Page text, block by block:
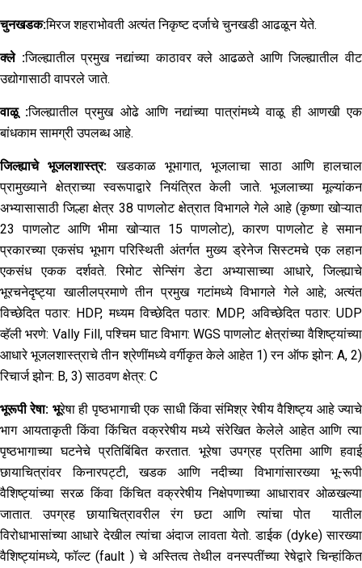
चुनखडक:मिरज शहराभोवती अत्यंत निकृष्ट दर्जाचे चुनखडी आढळून येते.
क्ले:जिल्ह्यातील प्रमुख नद्यांच्या काठावर क्ले आढळते आणि जिल्ह्यातील वीट
उद्योगासाठी वापरले जाते.
वाळू:जिल्ह्यातील प्रमुख ओढे आणि नद्यांच्या पात्रांमध्ये वाळू ही आणखी एक
बांधकाम सामग्री उपलब्ध आहे.
जिल्ह्याचे भूजलशास्त्र: खडकाळ भूभागात, भूजलाचा साठा आणि हालचाल
प्रामुख्याने क्षेत्राच्या स्वरूपाद्वारे नियंत्रित केली जाते. भूजलाच्या मूल्यांकन
अभ्यासासाठी जिल्हा क्षेत्र 38 पाणलोट क्षेत्रात विभागले गेले आहे (कृष्णा खोऱ्यात
23 पाणलोट आणि भीमा खोऱ्यात 15 पाणलोट), कारण पाणलोट हे समान
प्रकारच्या एकसंघ भूभाग परिस्थिती अंतर्गत मुख्य ड्रेनेज सिस्टमचे एक लहान
एकसंध एकक दर्शवते. रिमोट सेन्सिंग डेटा अभ्यासाच्या आधारे, जिल्ह्याचे
भूरचनेदृष्ट्या खालीलप्रमाणे तीन प्रमुख गटांमध्ये विभागले गेले आहे; अत्यंत
विच्छेदित पठार: HDP, मध्यम विच्छेदित पठार: MDP, अविच्छेदित पठार: UDP
व्हॅली भरणे: Vally Fill, पश्चिम घाट विभाग: WGS पाणलोट क्षेत्रांच्या वैशिष्ट्यांच्या
आधारे भूजलशास्त्राचे तीन श्रेणींमध्ये वर्गीकृत केले आहेत 1) रन ऑफ झोन: A, 2)
रिचार्ज झोन: B, 3) साठवण क्षेत्र: C
भूरूपी रेषा: भूरेषा ही पृष्ठभागाची एक साधी किंवा संमिश्र रेषीय वैशिष्ट्य आहे ज्याचे
भाग आयताकृती किंवा किंचित वक्ररेषीय मध्ये संरेखित केलेले आहेत आणि त्या
पृष्ठभागाच्या घटनेचे प्रतिबिंबित करतात. भूरेषा उपग्रह प्रतिमा आणि हवाई
छायाचित्रांवर किनारपट्टी, खडक आणि नदीच्या विभागांसारख्या भू-रूपी
वैशिष्ट्यांच्या सरळ किंवा किंचित वक्ररेषीय निक्षेपणाच्या आधारावर ओळखल्या
जातात. उपग्रह छायाचित्रावरील रंग छटा आणि त्यांचा पोत यातील
विरोधाभासांच्या आधारे देखील त्यांचा अंदाज लावता येतो. डाईक (dyke) सारख्या
वैशिष्ट्यांमध्ये, फॉल्ट (fault ) चे अस्तित्व तेथील वनस्पतींच्या रेषेद्वारे चिन्हांकित